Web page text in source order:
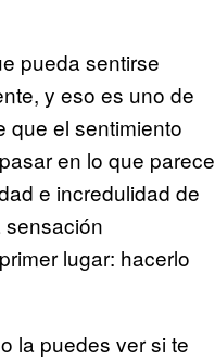
pueda sentirse
y eso es uno de
que el sentimiento
en lo que parece
e incredulidad de
sensación
lugar: hacerlo
la puedes ver si te